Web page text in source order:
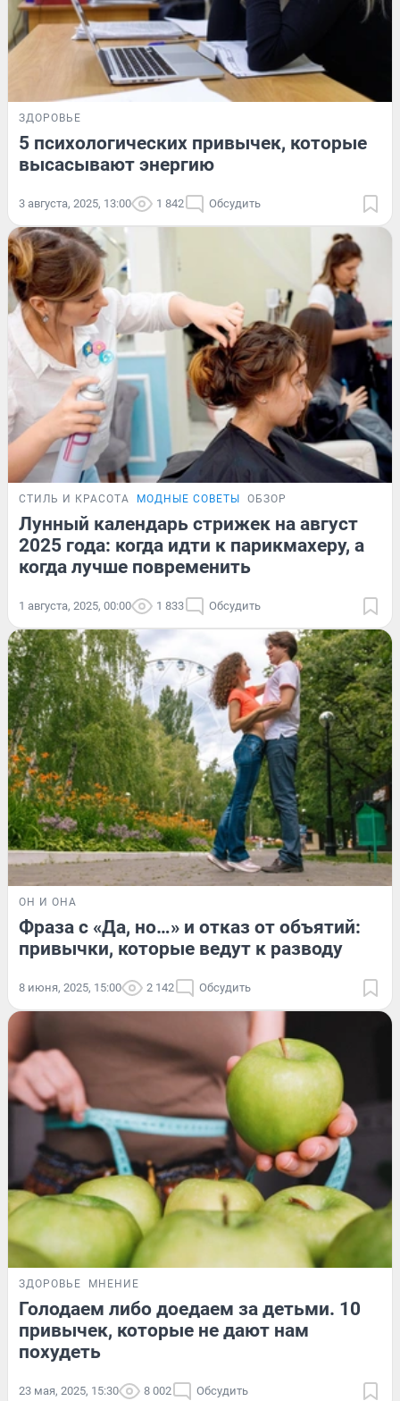
ЗДОРОВЬЕ
5 психологических привычек, которые
высасывают энергию
3 августа, 2025, 13:00 1 842 Обсудить
СТИЛЬ И КРАСОТА МОДНЫЕ СОВЕТЫ ОБЗОР
Лунный календарь стрижек на август
2025 года: когда идти к парикмахеру, а
когда лучше повременить
1 августа, 2025, 00:00 1 833 Обсудить
ОН И ОНА
Фраза с «Да, но…» и отказ от объятий:
привычки, которые ведут к разводу
8 июня, 2025, 15:00 2 142 Обсудить
ЗДОРОВЬЕ МНЕНИЕ
Голодаем либо доедаем за детьми. 10
привычек, которые не дают нам
похудеть
23 мая, 2025, 15:30 8 002 Обсудить